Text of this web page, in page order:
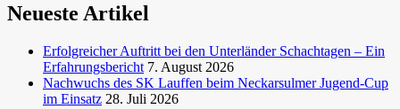
Neueste Artikel
Erfolgreicher Auftritt bei den Unterländer Schachtagen – Ein
Erfahrungsbericht 7. August 2026
Nachwuchs des SK Lauffen beim Neckarsulmer Jugend-Cup
im Einsatz 28. Juli 2026